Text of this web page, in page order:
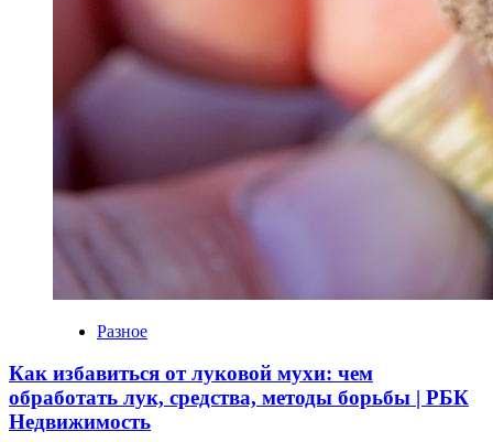
Разное
Как избавиться от луковой мухи: чем
обработать лук, средства, методы борьбы | РБК
Недвижимость